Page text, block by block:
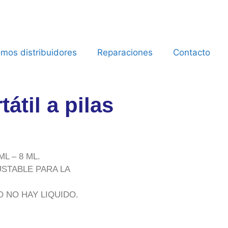
distribuidores Reparaciones Contacto
a pilas
– 8 ML.
PARA LA
NO HAY LIQUIDO.